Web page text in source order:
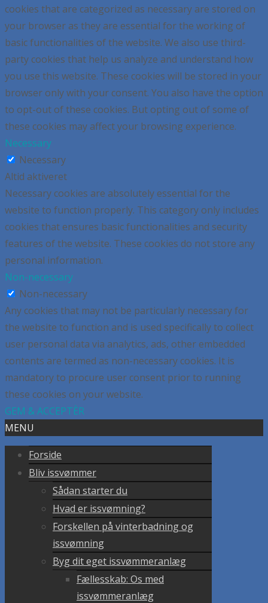
cookies that are categorized as necessary are stored on
your browser as they are essential for the working of
basic functionalities of the website. We also use third-
party cookies that help us analyze and understand how
you use this website. These cookies will be stored in your
browser only with your consent. You also have the option
to opt-out of these cookies. But opting out of some of
these cookies may affect your browsing experience.
Necessary
Necessary
Altid aktiveret
Necessary cookies are absolutely essential for the
website to function properly. This category only includes
cookies that ensures basic functionalities and security
features of the website. These cookies do not store any
personal information.
Non-necessary
Non-necessary
Any cookies that may not be particularly necessary for
the website to function and is used specifically to collect
user personal data via analytics, ads, other embedded
contents are termed as non-necessary cookies. It is
mandatory to procure user consent prior to running
these cookies on your website.
GEM & ACCEPTÈR
MENU
Forside
Bliv issvømmer
Sådan starter du
Hvad er issvømning?
Forskellen på vinterbadning og
issvømning
Byg dit eget issvømmeranlæg
Fællesskab: Os med
issvømmeranlæg